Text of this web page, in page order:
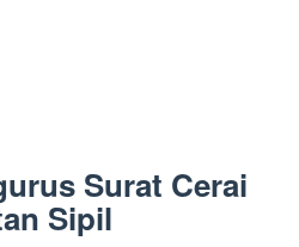
Surat Cerai
Sipil